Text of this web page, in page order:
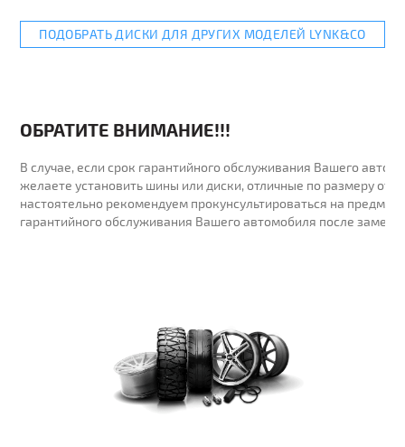
ПОДОБРАТЬ ДИСКИ ДЛЯ ДРУГИХ МОДЕЛЕЙ LYNK&CO
ОБРАТИТЕ ВНИМАНИЕ!!!
В случае, если срок гарантийного обслуживания Вашего
желаете установить шины или диски, отличные по размеру от
настоятельно рекомендуем прокунсультироваться на предмет
гарантийного обслуживания Вашего автомобиля после